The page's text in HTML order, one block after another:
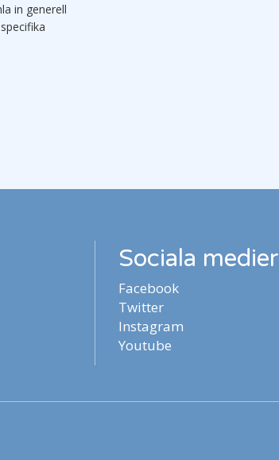
in generell
Sociala medier
Facebook
Twitter
Instagram
Youtube